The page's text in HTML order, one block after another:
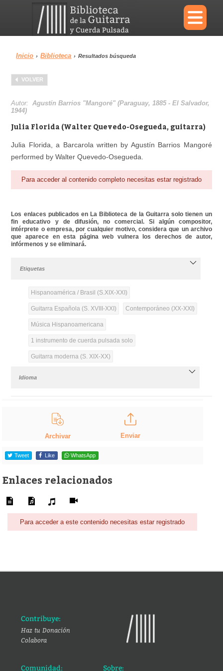
×
Menu
Biblioteca Diccionario
Área personal
Inicio › Biblioteca › Resultados búsqueda
VOLVER
Autor:Agustín Barrios "Mangoré" (Paraguay, 1885 - El Salvador,
1944)
Julia Florida (Walter Quevedo-Osegueda, guitarra)
Julia Florida, a Barcarola written by Agustín Barrios Mangoré
performed by Walter Quevedo-Osegueda.
Para acceder al contenido completo necesitas estar registrado
Los enlaces publicados en La Biblioteca de la Guitarra solo tienen un
fin educativo y de difusión, no comercial. Si algún compositor,
intérprete o empresa, por cualquier motivo, considera que un archivo
que aparece en esta página web vulnera los derechos de autor,
infórmenos y se eliminará.
Etiquetas
Hispanoamérica / Brasil (S.XIX-XXI)
Guitarra Española (S. XVIII-XXI) Contemporáneo (XX-XXI)
Música Hispanoamericana
1 instrumento de cuerda pulsada solo
Guitarra moderna (S. XIX-XX)
Idioma
Archivar Enviar
Tweet Like WhatsApp
Enlaces relacionados
Para acceder a este contenido necesitas estar registrado
Contribuye:
Haz tu Donación
Colabora
Comunidad: Sobre: